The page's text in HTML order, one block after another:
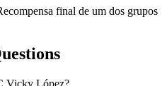
final de um dos grupos
Vicky López?